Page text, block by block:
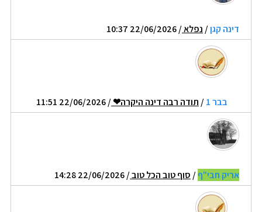
דינה קגן/ נפלא/ 22/06/2026 10:37
בבר 1 / תודה רבה דינה היקרה❤/ 22/06/2026 11:51
אריק חבי"ף/ סוף טוב הכל טוב/ 22/06/2026 14:28